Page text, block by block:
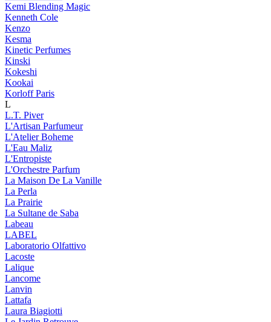
Kemi Blending Magic
Kenneth Cole
Kenzo
Kesma
Kinetic Perfumes
Kinski
Kokeshi
Kookai
Korloff Paris
L
L.T. Piver
L'Artisan Parfumeur
L'Atelier Boheme
L'Eau Maliz
L'Entropiste
L'Orchestre Parfum
La Maison De La Vanille
La Perla
La Prairie
La Sultane de Saba
Labeau
LABEL
Laboratorio Olfattivo
Lacoste
Lalique
Lancome
Lanvin
Lattafa
Laura Biagiotti